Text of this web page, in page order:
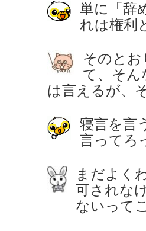
単に「辞
れは権利
そのと
て、そん
は言えるが、
寝言を言
言ってろ
まだよく
可されな
ないって